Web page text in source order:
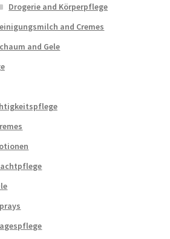
Drogerie and Körperpflege
and Cremes
and Gele